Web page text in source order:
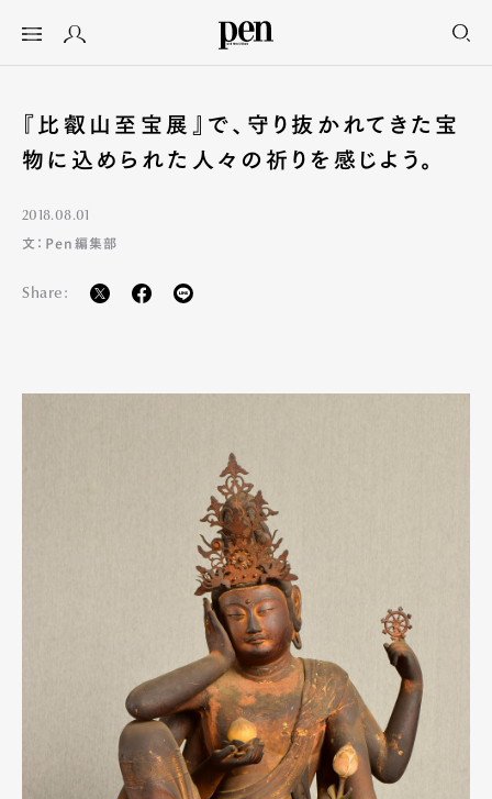
『比叡山至宝展』で、守り抜かれてきた宝
物に込められた人々の祈りを感じよう。
2018.08.01
文：Pen編集部
Share: